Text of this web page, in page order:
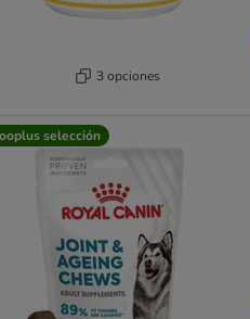
3 opciones
selección